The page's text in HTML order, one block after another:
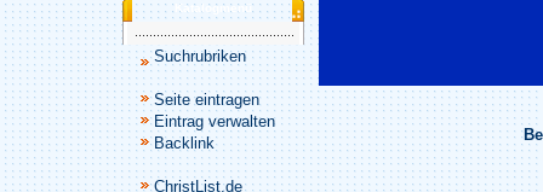
Katalogmenü
Suchrubriken
Seite eintragen
Eintrag verwalten
Backlink
ChristList.de